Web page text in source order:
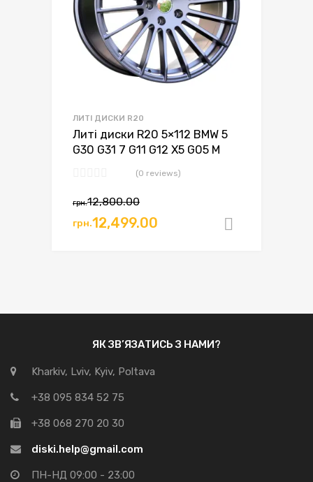
ЛИТІ ДИСКИ R20
Литі диски R20 5×112 BMW 5
G30 G31 7 G11 G12 X5 G05 M
(0 reviews)
грн.12,800.00
грн.12,499.00
ЯК ЗВ’ЯЗАТИСЬ З НАМИ?
Kharkiv, Lviv, Kyiv, Poltava
+38 095 834 52 75
+38 068 270 20 30
diski.help@gmail.com
ПН-НД 09:00 - 23:00